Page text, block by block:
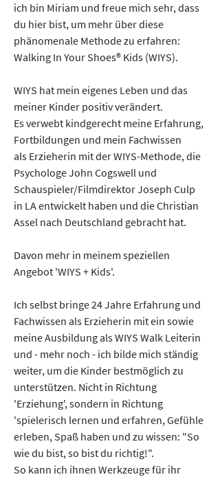
ich bin Miriam und freue mich sehr, dass
du hier bist, um mehr über diese
phänomenale Methode zu erfahren:
Walking In Your Shoes® Kids (WIYS).
WIYS hat mein eigenes Leben und das
meiner Kinder positiv verändert.
Es verwebt kindgerecht meine Erfahrung,
Fortbildungen und mein Fachwissen
als Erzieherin mit der WIYS-Methode, die
Psychologe John Cogswell und
Schauspieler/Filmdirektor Joseph Culp
in LA entwickelt haben und die Christian
Assel nach Deutschland gebracht hat.
Davon mehr in meinem speziellen
Angebot 'WIYS + Kids'.
Ich selbst bringe 24 Jahre Erfahrung und
Fachwissen als Erzieherin mit ein sowie
meine Ausbildung als WIYS Walk Leiterin
und - mehr noch - ich bilde mich ständig
weiter, um die Kinder bestmöglich zu
unterstützen. Nicht in Richtung
'Erziehung', sondern in Richtung
'spielerisch lernen und erfahren, Gefühle
erleben, Spaß haben und zu wissen: "So
wie du bist, so bist du richtig!".
So kann ich ihnen Werkzeuge für ihr